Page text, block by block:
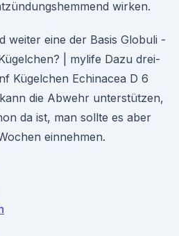
wirken.
weiter eine der Basis Globuli -
| mylife Dazu drei-
Kügelchen Echinacea D 6
die Abwehr unterstützen,
da ist, man sollte es aber
einnehmen.